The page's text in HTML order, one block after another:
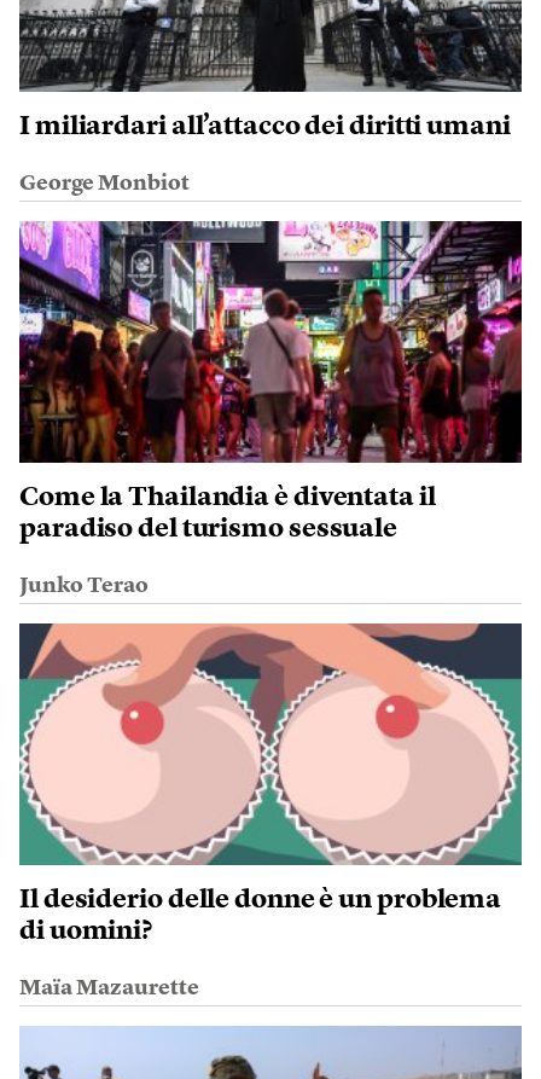
I miliardari all’attacco dei diritti umani
George Monbiot
Come la Thailandia è diventata il
paradiso del turismo sessuale
Junko Terao
Il desiderio delle donne è un problema
di uomini?
Maïa Mazaurette